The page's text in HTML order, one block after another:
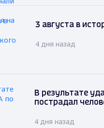
3 августа в
4 дня назад
В результате
пострадал
4 дня назад